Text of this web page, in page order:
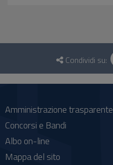
Questionario
social
Condividi su:
Amministrazione trasparente
Concorsi e Bandi
Albo on-line
Mappa del sito